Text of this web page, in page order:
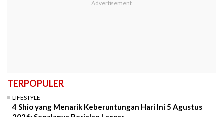
TERPOPULER
LIFESTYLE
4 Shio yang Menarik Keberuntungan Hari Ini 5 Agustus